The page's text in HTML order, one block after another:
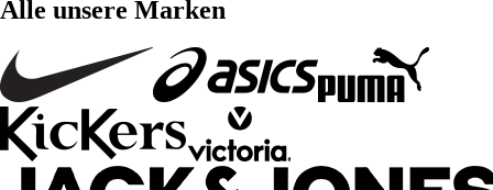
Alle unsere Marken